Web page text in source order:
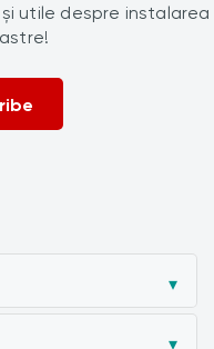
utile despre instalarea